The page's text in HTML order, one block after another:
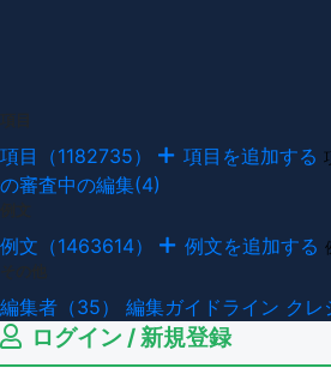
項目（1182735） 項目を追加する
の審査中の編集(4)
例文（1463614） 例文を追加する
編集者（35） 編集ガイドライン クレ
ログイン / 新規登録